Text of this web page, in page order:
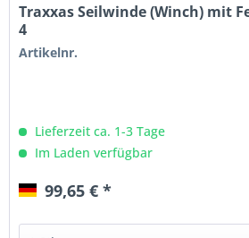
Traxxas Seilwinde (Winch) mit
4
Artikelnr.
Lieferzeit ca. 1-3 Tage
Im Laden verfügbar
99,65 € *